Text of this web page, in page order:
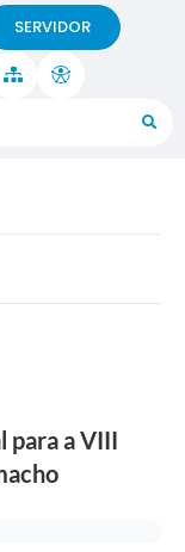
SERVIDOR
para a VIII